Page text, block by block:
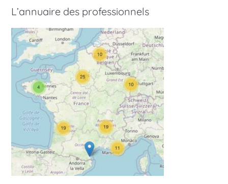
L’annuaire des professionnels